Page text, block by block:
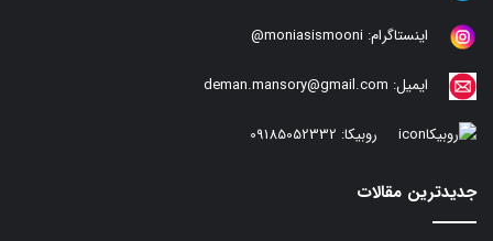
اینستاگرام: moniasismooni@
ایمیل: deman.mansory@gmail.com
روبیکا: 09185052332
جدیدترین مقالات